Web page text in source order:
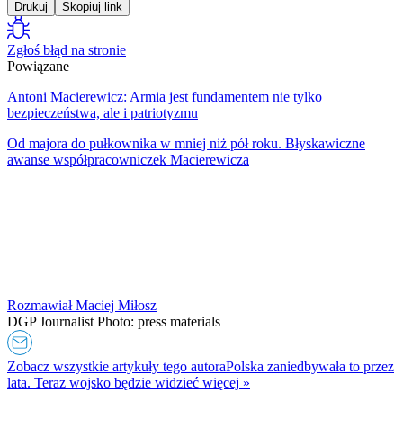
Drukuj Skopiuj link
Zgłoś błąd na stronie
Powiązane
Antoni Macierewicz: Armia jest fundamentem nie tylko
bezpieczeństwa, ale i patriotyzmu
Od majora do pułkownika w mniej niż pół roku. Błyskawiczne
awanse współpracowniczek Macierewicza
Rozmawiał Maciej Miłosz
DGP Journalist Photo: press materials
Zobacz wszystkie artykuły tego autoraPolska zaniedbywała to przez
lata. Teraz wojsko będzie widzieć więcej »